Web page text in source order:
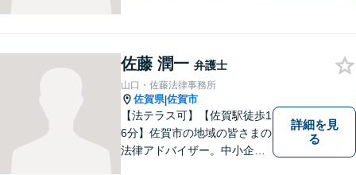
す。まずはお気軽にご相談く
ださい。【初回面談無料】
佐藤 潤一 弁護士
山口・佐藤法律事務所
佐賀県|佐賀市
【法テラス可】【佐賀駅徒歩1
6分】佐賀市の地域の皆さまの
法律アドバイザー。中小企業
詳細を見
る